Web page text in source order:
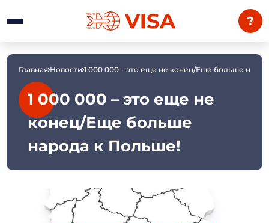
?
Главная Новости 1 000 000 – это еще не конец/Еще больше
1 000 000 – это еще не
конец/Еще больше
народа к Польше!